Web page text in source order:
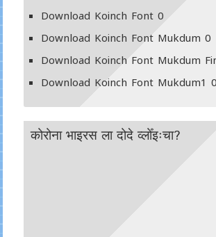
Download Koinch Font0
Download Koinch Font Mukdum 0
Download Koinch Font Mukdum
Download Koinch Font Mukdum1 0
कोरोना भाइरस ला दोदे व्लोँइःचा?